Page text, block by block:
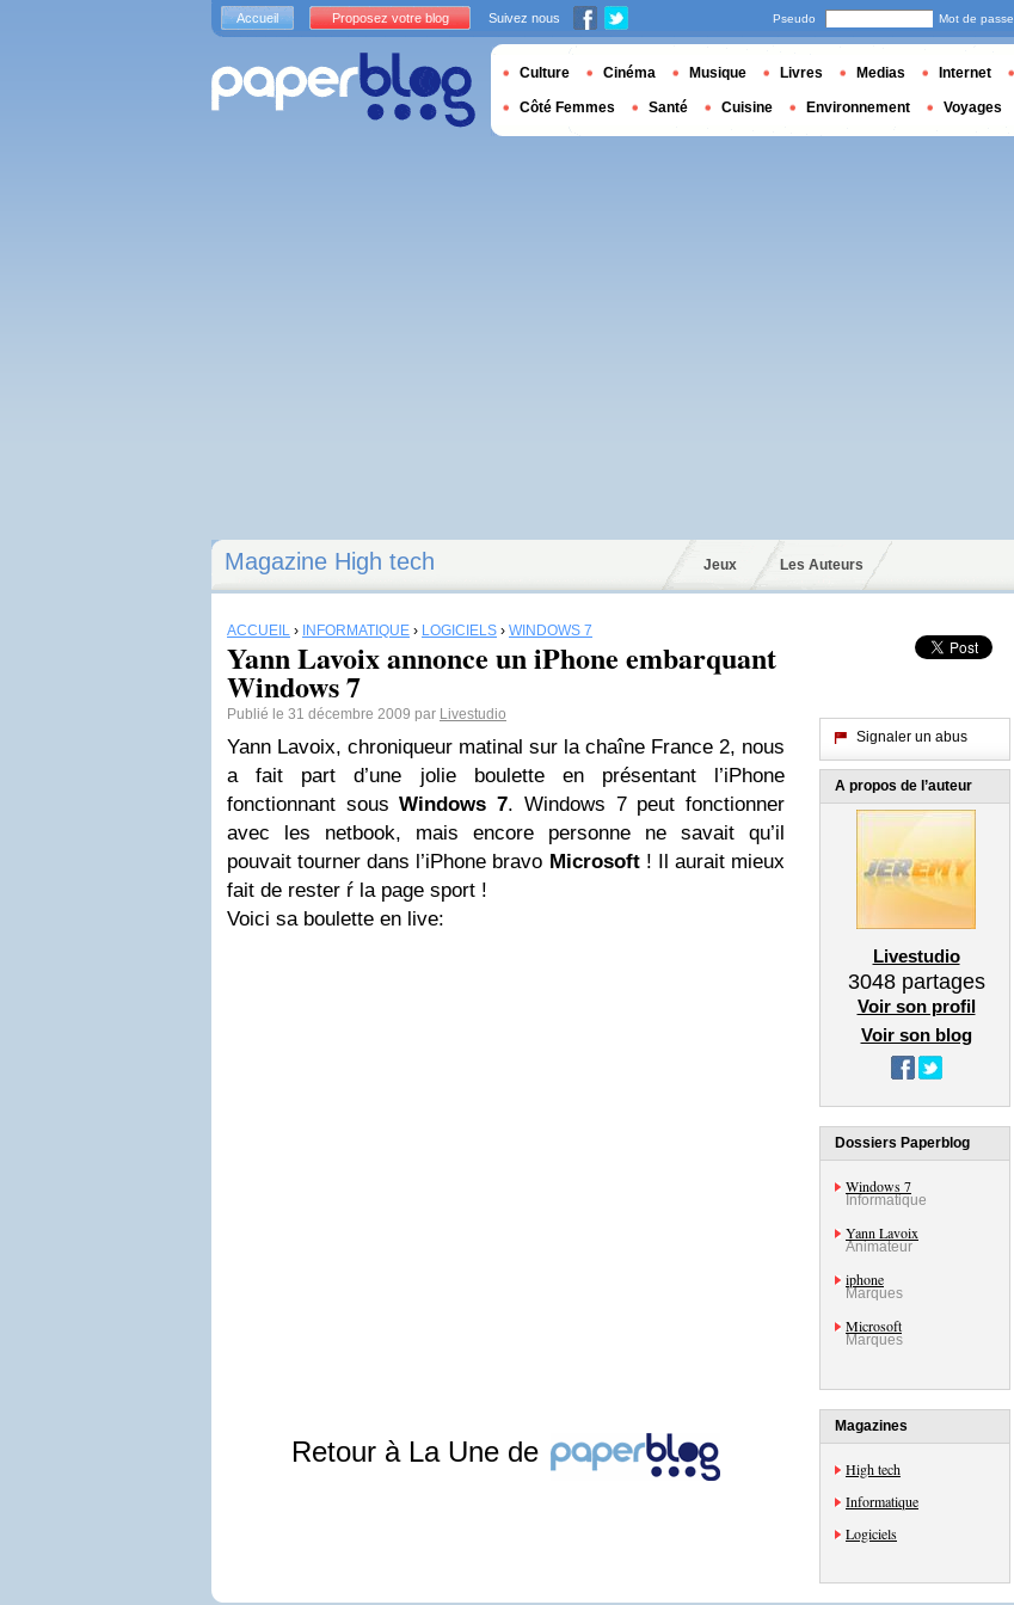
Magazine High tech Jeux Les Auteurs
ACCUEIL › INFORMATIQUE › LOGICIELS › WINDOWS 7
Yann Lavoix annonce un iPhone embarquant
Windows 7
Publié le 31 décembre 2009 par Livestudio
Yann Lavoix, chroniqueur matinal sur la chaîne France 2, nous
a fait part d’une jolie boulette en présentant l’iPhone
fonctionnant sousWindows 7. Windows 7 peut fonctionner
avec les netbook, mais encore personne ne savait qu’il
pouvait tourner dans l’iPhone bravo Microsoft! Il aurait mieux
fait de rester ŕ la page sport !
Voici sa boulette en live:
Retour à La Une de
Signaler un abus
A propos de l’auteur
Livestudio
3048partages
Voir son profil
Voir son blog
Dossiers Paperblog
Windows 7
Informatique
Yann Lavoix
Animateur
iphone
Marques
Microsoft
Marques
Magazines
High tech
Informatique
Logiciels
Accueil Proposez votre blog Suivez nous Pseudo Mot de passe
Culture Cinéma Musique Livres Medias Internet
Côté Femmes Santé Cuisine Environnement Voyages